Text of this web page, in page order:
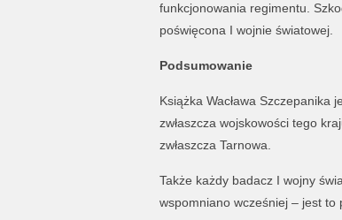
funkcjonowania regimentu.
poświęcona I wojnie światowej.
Podsumowanie
Książka Wacława Szczepanika
zwłaszcza wojskowości tego
zwłaszcza Tarnowa.
Także każdy badacz I wojny
wspomniano wcześniej – jest to